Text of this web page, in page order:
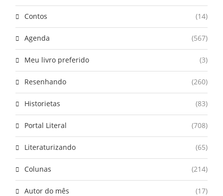
Contos (14)
Agenda (567)
Meu livro preferido (3)
Resenhando (260)
Historietas (83)
Portal Literal (708)
Literaturizando (65)
Colunas (214)
Autor do mês (17)